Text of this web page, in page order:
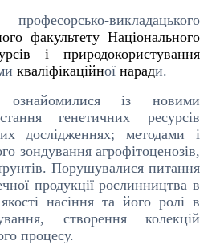
викладацького
факультету Національного
і природокористування
кваліфікаційної наради.
із новими
генетичних ресурсів
дослідженнях; методами і
зондування агрофітоценозів,
Порушувалися питання
продукції рослинництва в
насіння та його ролі в
створення колекцій
процесу.